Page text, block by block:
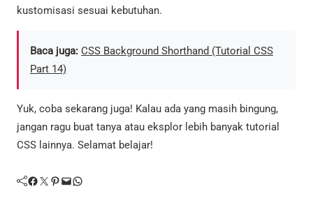
kustomisasi sesuai kebutuhan.
Baca juga: CSS Background Shorthand (Tutorial CSS
Part 14)
Yuk, coba sekarang juga! Kalau ada yang masih bingung,
jangan ragu buat tanya atau eksplor lebih banyak tutorial
CSS lainnya. Selamat belajar!
Facebook Twitter Pinterest Mail WhatsApp